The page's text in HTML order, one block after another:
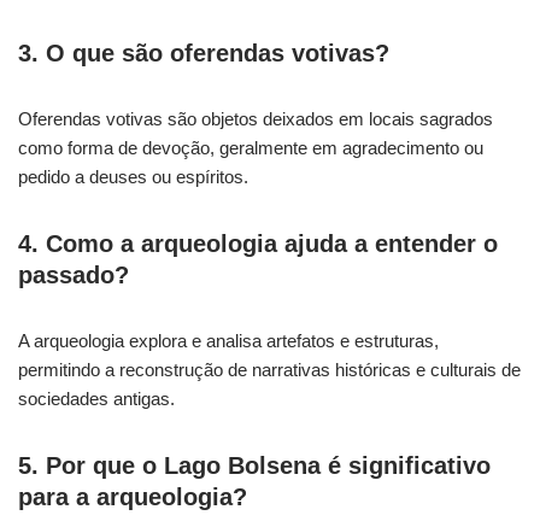
3. O que são oferendas votivas?
Oferendas votivas são objetos deixados em locais sagrados
como forma de devoção, geralmente em agradecimento ou
pedido a deuses ou espíritos.
4. Como a arqueologia ajuda a entender o
passado?
A arqueologia explora e analisa artefatos e estruturas,
permitindo a reconstrução de narrativas históricas e culturais de
sociedades antigas.
5. Por que o Lago Bolsena é significativo
para a arqueologia?